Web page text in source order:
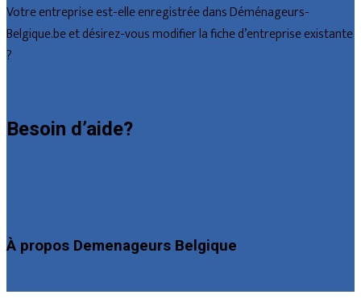
Votre entreprise est-elle enregistrée dans Déménageurs-
Belgique.be et désirez-vous modifier la fiche d’entreprise existante
?
Besoin d’aide?
À propos Demenageurs Belgique